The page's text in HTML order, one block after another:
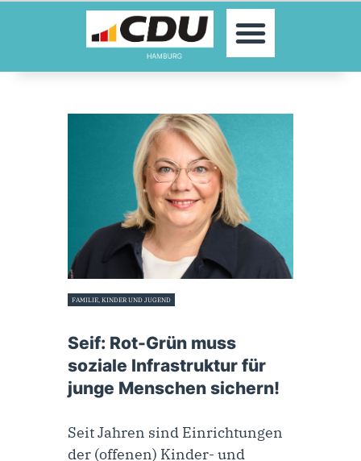
MOIN!
AKTUELLES
PARLAMENTE
KONTAKT
SPENDEN
MITGLIED WERDEN!
FAMILIE, KINDER UND JUGEND
Seif: Rot-Grün muss
soziale Infrastruktur für
junge Menschen sichern!
Seit Jahren sind Einrichtungen
der (offenen) Kinder- und